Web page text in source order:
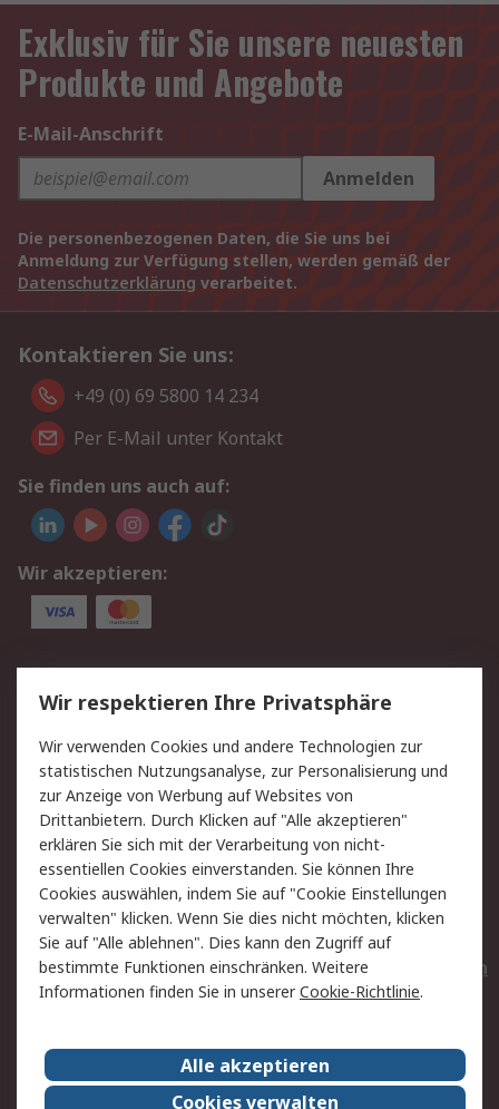
Exklusiv für Sie unsere neuesten
Produkte und Angebote
E-Mail-Anschrift
Anmelden
Die personenbezogenen Daten, die Sie uns bei
Anmeldung zur Verfügung stellen, werden gemäß der
Datenschutzerklärung verarbeitet.
Kontaktieren Sie uns:
+49 (0) 69 5800 14 234
Per E-Mail unter Kontakt
Sie finden uns auch auf:
Wir akzeptieren:
Service
Value Added Services
Lieferlösungen
Rücksendungen
Kontakt
Hilfe
Privatkunden
Rechtliches
AGB
Datenschutz
Cookie-Richtlinie
Zahlungsbedingungen
Copyright/Impressum
Entsorgung
Elektrogeräte/Batterien
RS weltweit
Karriere bei RS
Nachhaltigkeit
Wir respektieren Ihre Privatsphäre
Wir verwenden Cookies und andere Technologien zur
statistischen Nutzungsanalyse, zur Personalisierung und
zur Anzeige von Werbung auf Websites von
Drittanbietern. Durch Klicken auf "Alle akzeptieren"
erklären Sie sich mit der Verarbeitung von nicht-
essentiellen Cookies einverstanden. Sie können Ihre
Cookies auswählen, indem Sie auf "Cookie Einstellungen
verwalten" klicken. Wenn Sie dies nicht möchten, klicken
Sie auf "Alle ablehnen". Dies kann den Zugriff auf
bestimmte Funktionen einschränken. Weitere
Informationen finden Sie in unsererCookie-Richtlinie.
Alle akzeptieren
Cookies verwalten